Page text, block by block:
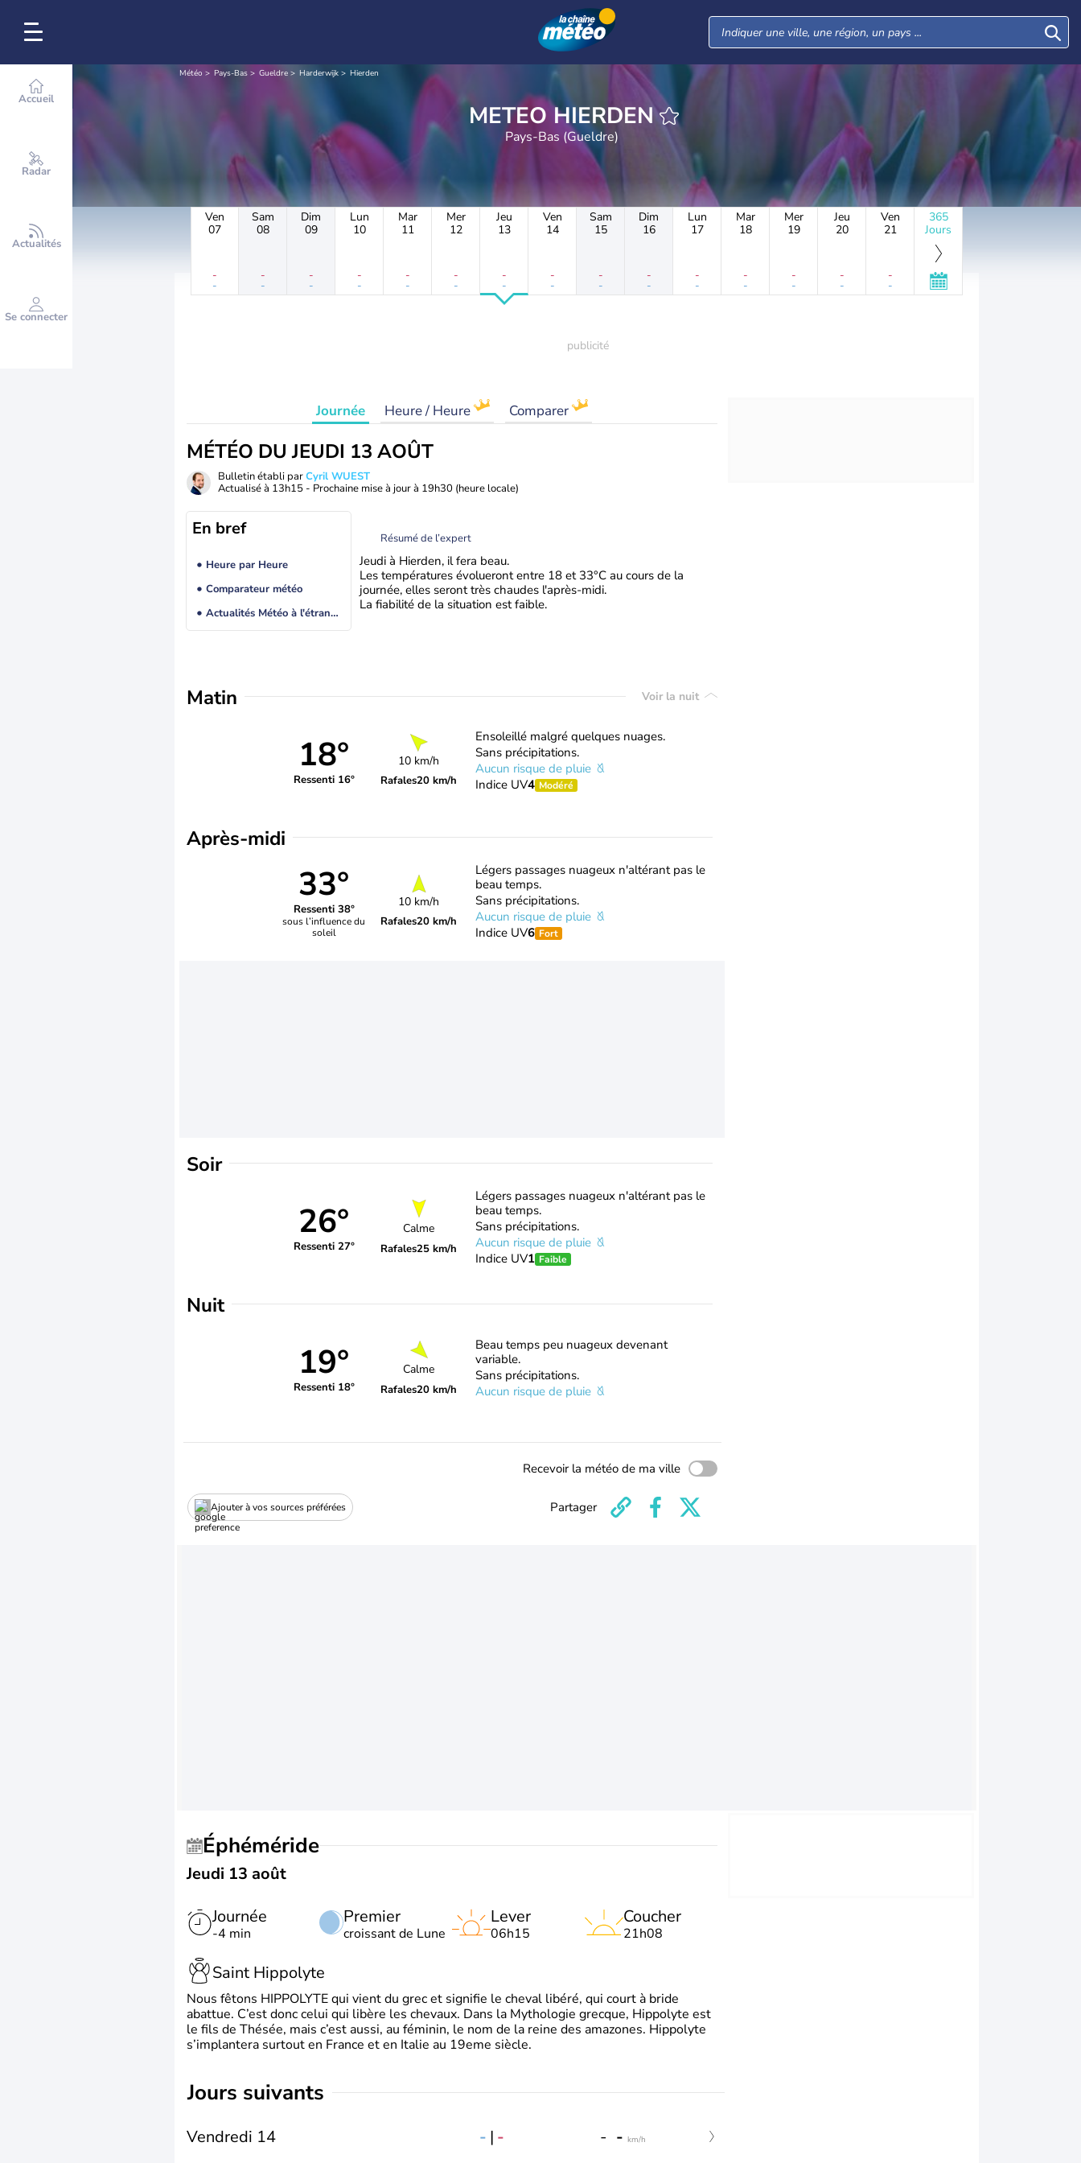
Accueil
Radar
Actualités
Se connecter
Météo Pays-Bas Gueldre Harderwijk Hierden
METEO HIERDEN
Pays-Bas (Gueldre)
Ven
07
-
-
Sam
08
-
-
Dim
09
-
-
Lun
10
-
-
Mar
11
-
-
Mer
12
-
-
Jeu
13
-
-
Ven
14
-
-
Sam
15
-
-
Dim
16
-
-
Lun
17
-
-
Mar
18
-
-
Mer
19
-
-
Jeu
20
-
-
Ven
21
-
-
365
Jours
Journée Heure / Heure Comparer
MÉTÉO DU JEUDI 13 AOÛT
Bulletin établi parCyril WUEST
Actualisé à 13h15 - Prochaine mise à jour à 19h30 (heure locale)
En bref
Heure par Heure
Comparateur météo
Actualités Météo à l'étranger
Résumé de l’expert
Jeudi à Hierden, il fera beau.
Les températures évolueront entre 18 et 33°C au cours de la
journée, elles seront très chaudes l'après-midi.
La fiabilité de la situation est faible.
Matin Voir la nuit
18°
Ressenti 16°
10 km/h
Rafales20 km/h
Ensoleillé malgré quelques nuages.
Sans précipitations.
Aucun risque de pluie
Indice UV4 Modéré
Après-midi
33°
Ressenti 38°
sous l’influence du
soleil
10 km/h
Rafales20 km/h
Légers passages nuageux n'altérant pas le
beau temps.
Sans précipitations.
Aucun risque de pluie
Indice UV6 Fort
Soir
26°
Ressenti 27°
Calme
Rafales25 km/h
Légers passages nuageux n'altérant pas le
beau temps.
Sans précipitations.
Aucun risque de pluie
Indice UV1 Faible
Nuit
19°
Ressenti 18°
Calme
Rafales20 km/h
Beau temps peu nuageux devenant
variable.
Sans précipitations.
Aucun risque de pluie
Recevoir la météo de ma ville
Ajouter à vos sources préférées Partager
Éphéméride
Jeudi 13 août
Journée
-4 min
Premier
croissant de Lune
Lever
06h15
Coucher
21h08
Saint Hippolyte
Nous fêtons HIPPOLYTE qui vient du grec et signifie le cheval libéré, qui court à bride
abattue. C’est donc celui qui libère les chevaux. Dans la Mythologie grecque, Hippolyte est
le fils de Thésée, mais c’est aussi, au féminin, le nom de la reine des amazones. Hippolyte
s’implantera surtout en France et en Italie au 19eme siècle.
jours suivants
Vendredi 14 - | - - - km/h